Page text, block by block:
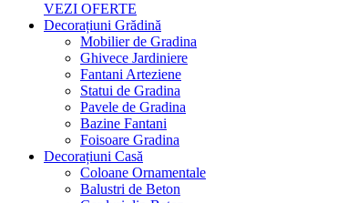
VEZI OFERTE
Decorațiuni Grădină
Mobilier de Gradina
Ghivece Jardiniere
Fantani Arteziene
Statui de Gradina
Pavele de Gradina
Bazine Fantani
Foisoare Gradina
Decorațiuni Casă
Coloane Ornamentale
Balustri de Beton